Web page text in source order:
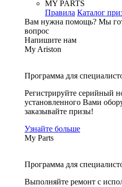
MY PARTS
Правила Каталог
Вам нужна помощь? Мы
вопрос
Напишите нам
My Ariston
Программа для
Регистрируйте серийный
установленного Вами
заказывайте призы!
Узнайте больше
My Parts
Программа для
Выполняйте ремонт с